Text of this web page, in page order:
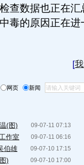
查数据也正在
毒的原因正在进
[
网页 新闻
09-07-11 07:13
(图)
09-07-11 06:16
作室
09-07-10 17:15
伯雄
09-07-10 17:00
)